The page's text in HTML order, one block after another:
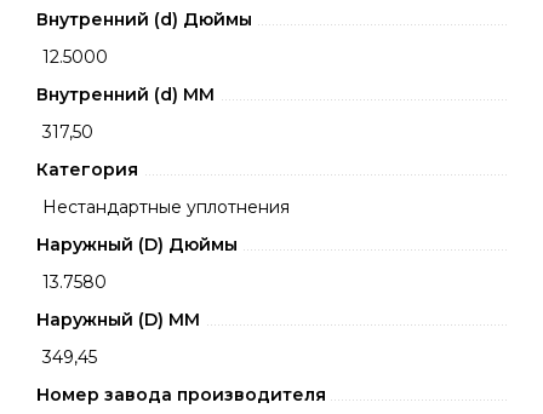
Внутренний (d) Дюймы
12.5000
Внутренний (d) ММ
317,50
Категория
Нестандартные уплотнения
Наружный (D) Дюймы
13.7580
Наружный (D) ММ
349,45
Номер завода производителя